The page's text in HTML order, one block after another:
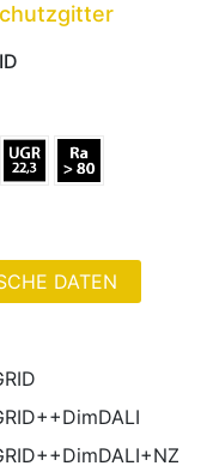
DATEN